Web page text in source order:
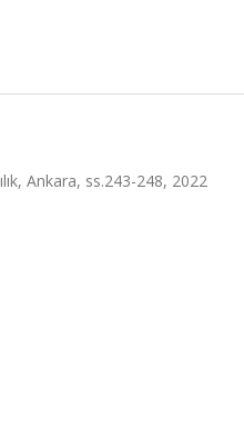
Ankara, ss.243-248, 2022